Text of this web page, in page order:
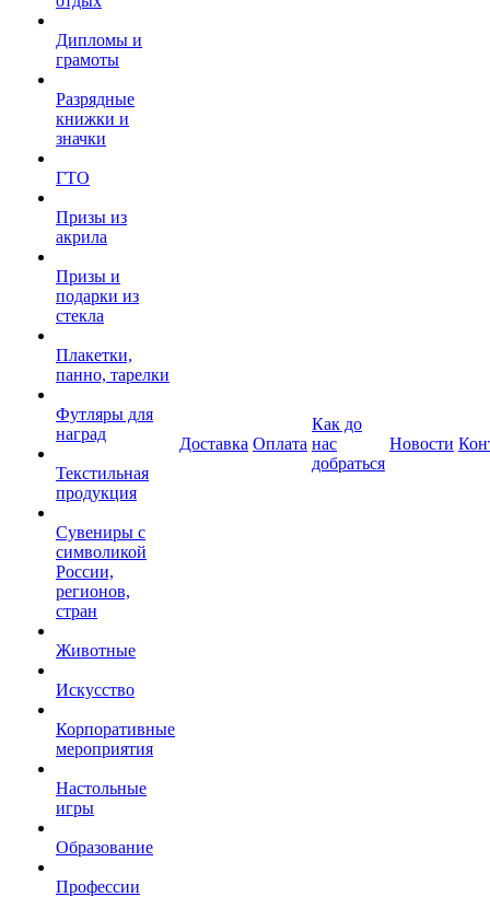
Дипломы и
грамоты
Разрядные
книжки и
значки
ГТО
Призы из
акрила
Призы и
подарки из
стекла
Плакетки,
панно, тарелки
Футляры для
наград
Текстильная
продукция
Сувениры с
символикой
России,
регионов,
стран
Животные
Искусство
Корпоративные
мероприятия
Настольные
игры
Образование
Профессии
Доставка Оплата
Как до
нас
добраться
Новости